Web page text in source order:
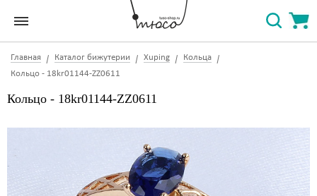
Главная Каталог бижутерии Xuping
Кольца
Кольцо - 18kr01144-ZZ0611
Кольцо - 18kr01144-ZZ0611